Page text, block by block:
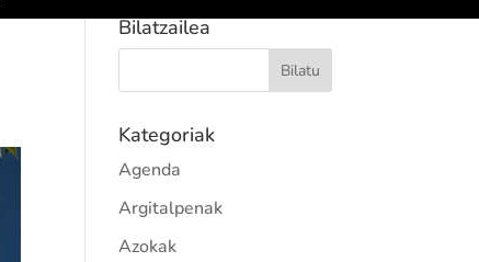
Bilatzailea
Kategoriak
Agenda
Argitalpenak
Azokak